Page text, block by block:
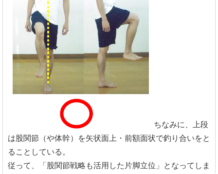
ちなみに、上段
は股関節（や体幹）を矢状面上・前額面状で釣り合いをと
ることしている。
従って、「股関節戦略も活用した片脚立位」となってしま